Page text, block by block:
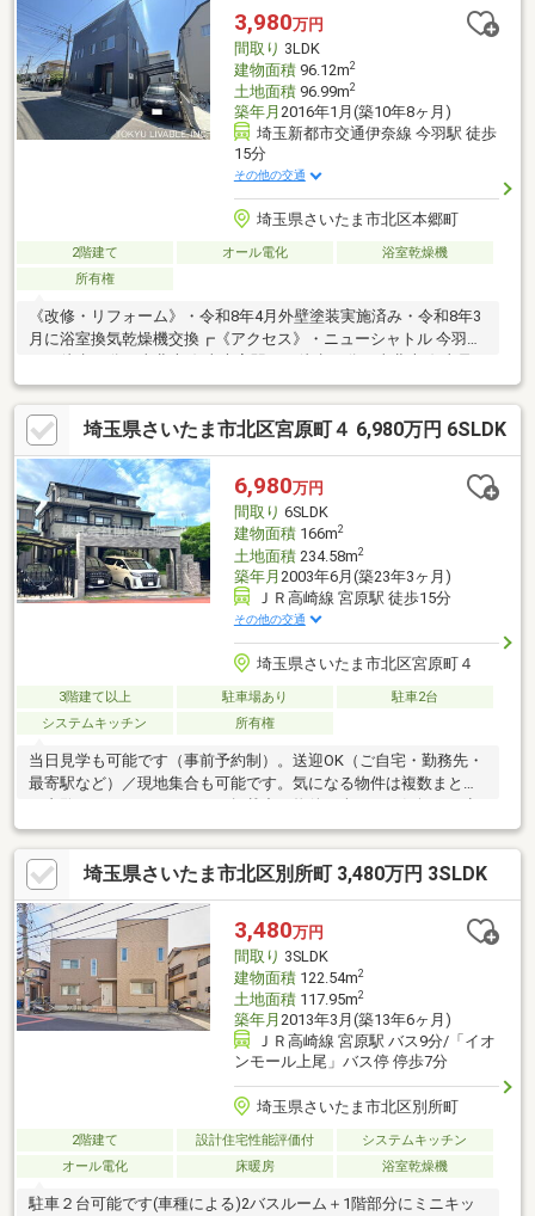
470m)■ ご希望の住まい探しをお手伝いします ━━━━━・・・
物件の詳細・ご相談はお気軽にお問い合わせください。
3,980万円
間取り 3LDK
建物面積96.12m2
土地面積96.99m2
築年月 2016年1月(築10年8ヶ月)
埼玉新都市交通伊奈線 今羽駅 徒歩
15分
その他の交通
埼玉県さいたま市北区本郷町
2階建て オール電化
浴室乾燥機
所有権
《改修・リフォーム》・令和8年4月外壁塗装実施済み・令和8年3
月に浴室換気乾燥機交換┏《アクセス》・ニューシャトル 今羽駅
駅まで徒歩24分┏《物件の特徴》・北西、北東の角地・ゆとりあ
る前面道路・太陽光パネル設置・カーポートあり・ウッドデッキ
設置┏《室内の特徴》・リビングダイニングは吹き抜けになって
おり、開放感のある空間・小屋裏収納あり・キッチンにはパント
リー・北東側約6.1畳洋室には、ウォークインクローゼット・シス
テムキッチンは、リビングを見渡せるカウンター式
埼玉県さいたま市北区宮原町４ 6,980万円 6SLDK
6,980万円
間取り 6SLDK
建物面積166m2
土地面積234.58m2
築年月 2003年6月(築23年3ヶ月)
ＪＲ高崎線 宮原駅 徒歩15分
その他の交通
埼玉県さいたま市北区宮原町４
3階建て以上 駐車場あり
駐車2台
システムキッチン
所有権
当日見学も可能です（事前予約制）。送迎OK（ご自宅・勤務先・
最寄駅など）／現地集合も可能です。気になる物件は複数まとめ
し付けください。住宅FPアドバイザー在籍のため、住宅ローンの
事前審査や月々返済の試算、諸費用を含めた資金計画まで無料で
シミュレーション・ご提案します。
埼玉県さいたま市北区別所町 3,480万円 3SLDK
3,480万円
間取り 3SLDK
建物面積122.54m2
土地面積117.95m2
築年月 2013年3月(築13年6ヶ月)
ＪＲ高崎線 宮原駅 バス9分/「イオ
ンモール上尾」バス停 停歩7分
埼玉県さいたま市北区別所町
2階建て 設計住宅性能評価付
システムキッチン
オール電化
床暖房 浴室乾燥機
駐車２台可能です(車種による)2バスルーム＋1階部分にミニキッ